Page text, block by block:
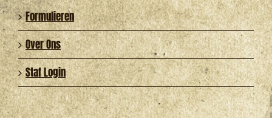
Formulieren
Over Ons
Staf Login